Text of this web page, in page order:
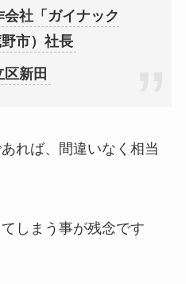
社「ガイナック
市）社長
新田
れば、間違いなく相当
しまう事が残念です